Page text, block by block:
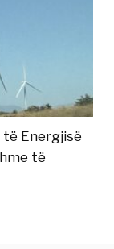
Energjisë
të